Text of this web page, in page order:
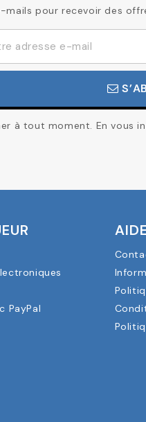
mails pour recevoir des
à tout moment. En
PayPal